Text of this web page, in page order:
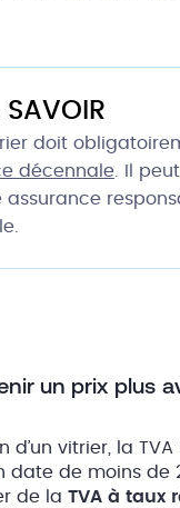
SAVOIR
doit
décennale . Il
assurance
un prix plus
d’un vitrier, la TVA
date de moins de
de la TVA à taux